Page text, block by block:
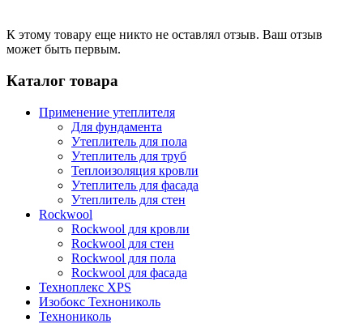
К этому товару еще никто не оставлял отзыв. Ваш отзыв
может быть первым.
Каталог товара
Применение утеплителя
Для фундамента
Утеплитель для пола
Утеплитель для труб
Теплоизоляция кровли
Утеплитель для фасада
Утеплитель для стен
Rockwool
Rockwool для кровли
Rockwool для стен
Rockwool для пола
Rockwool для фасада
Техноплекс XPS
Изобокс Технониколь
Технониколь